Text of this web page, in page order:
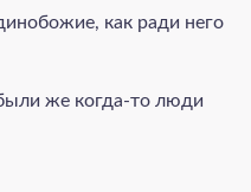
как ради него
же когда-то люди